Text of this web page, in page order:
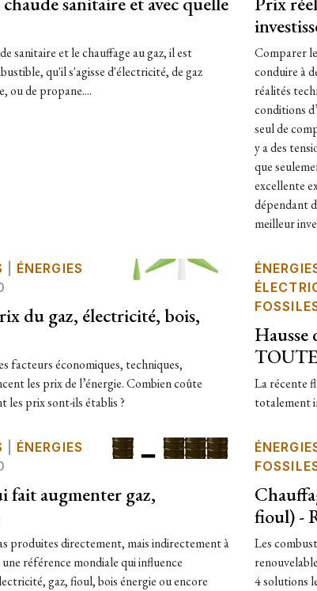
sanitaire et le chauffage au gaz, il est
qu'il s'agisse d'électricité, de gaz
ou de propane....
Comparer
conduire à
réalités
conditions
seul de
y a des
que
excellente
dépendant
meilleur
ÉNERGIES
du gaz, électricité, bois,
facteurs économiques, techniques,
les prix de l’énergie. Combien coûte
les prix sont-ils établis ?
La récente
totalement
ÉNERGIES
fait augmenter gaz,
produites directement, mais indirectement à
référence mondiale qui influence
gaz, fioul, bois énergie ou encore
fioul) -
Les
4 solutions